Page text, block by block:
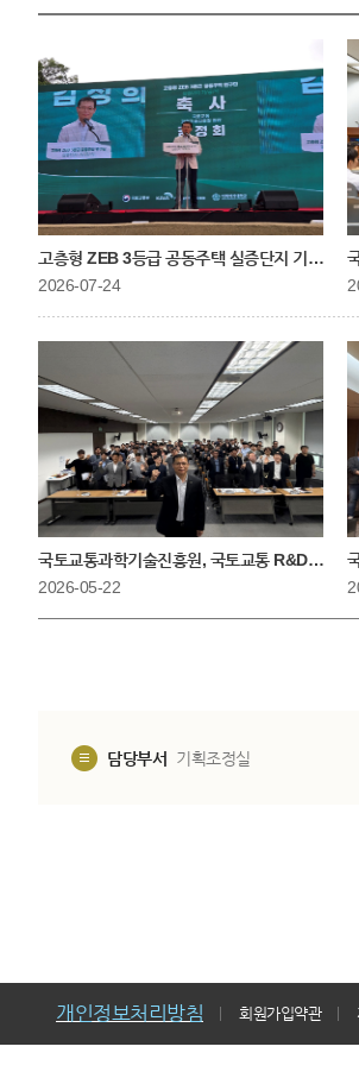
고층형 ZEB 3등급 공동주택 실증단지 기공식 참
2026-07-24
국토교통과학기술진흥원, 국토교통 R&D 내일
2026-05-22
담당부서 기획조정실
개인정보처리방침 회원가입약관